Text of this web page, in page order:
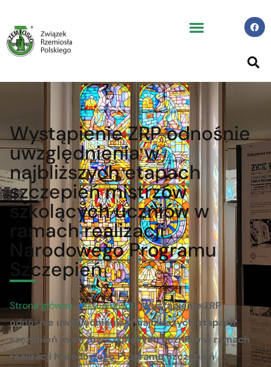
Wystąpienie ZRP odnośnie
uwzględnienia w
najbliższych etapach
szczepień mistrzów
szkolących uczniów w
ramach realizacji
Narodowego Programu
Szczepień
Strona główna /Aktualności/Wystąpienie ZRP
odnośnie uwzględnienia w najbliższych etapach
szczepień mistrzów szkolących uczniów w ramach
realizacji Narodowego Programu Szczepień